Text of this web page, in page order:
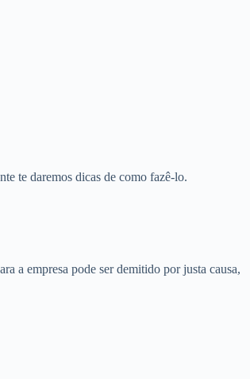
te daremos dicas de como fazê-lo.
a empresa pode ser demitido por justa causa,